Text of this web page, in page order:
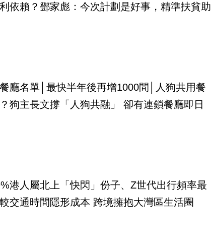
依賴？鄧家彪：今次計劃是好事，精準扶貧助
廳名單│最快半年後再增1000間│人狗共用餐
狗主長文撐「人狗共融」 卻有連鎖餐廳即日
港人屬北上「快閃」份子、Z世代出行頻率最
交通時間隱形成本 跨境擁抱大灣區生活圈